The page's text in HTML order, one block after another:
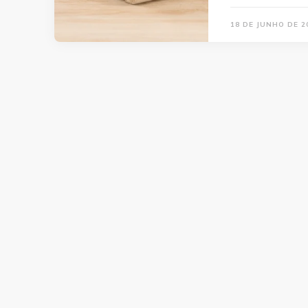
18 DE JUNHO DE